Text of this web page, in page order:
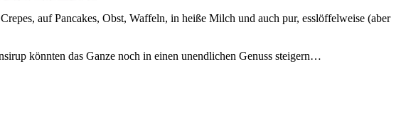
auf Pancakes, Obst, Waffeln, in heiße Milch und auch pur, esslöffelweise (aber
könnten das Ganze noch in einen unendlichen Genuss steigern…